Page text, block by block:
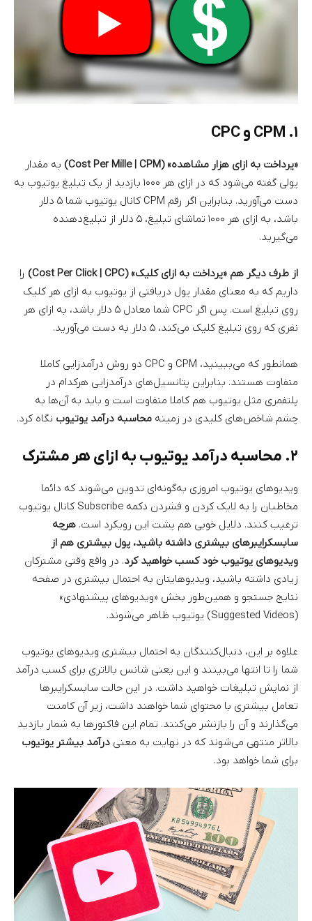
۱. CPM و CPC
«پرداخت به ازای هزار مشاهده» (Cost Per Mille | CPM)
به مقدار
پولی گفته می‌شود که در ازای هر ۱۰۰۰ بازدید از یک تبلیغ یوتیوب به
دست می‌آورید. بنابراین اگر رقم CPM کانال یوتیوب شما ۵ دلار
باشد، به ازای هر ۱۰۰۰ تماشای تبلیغ، ۵ دلار از تبلیغ‌دهنده
می‌گیرید.
از طرف دیگر هم «پرداخت به ازای کلیک» (Cost Per Click | CPC)
را
داریم که به معنای مقدار پول دریافتی از یوتیوب به ازای هر کلیک
روی تبلیغ است. پس اگر CPC شما معادل ۵ دلار باشد، به ازای هر
نفری که روی تبلیغ کلیک می‌کند، ۵ دلار به دست می‌آورید.
همانطور که می‌ببینید، CPM و CPC دو روش درآمدزایی کاملا
متفاوت هستند. بنابراین پتانسیل‌های درآمدزایی هرکدام در
پلتفمری مثل یوتیوب هم کاملا متفاوت است و باید به آن‌ها به
چشم شاخص‌های کلیدی در زمینه محاسبه درآمد یوتیوب نگاه کرد.
۲. محاسبه درآمد یوتیوب به ازای هر مشترک
ویدیوهای یوتیوب امروزی به‌گونه‌ای تدوین می‌شوند که دائما
مخاطبان را به لایک کردن و فشردن دکمه Subscribe کانال یوتیوب
ترغیب کنند. دلایل خوبی هم پشت این رویکرد است. هرچه
سابسکرایبرهای بیشتری داشته باشید، پول بیشتری هم از
ویدیوهای یوتیوب خود کسب خواهید کرد. در واقع وقتی مشترکان
زیادی داشته باشید، ویدیوهایتان به احتمال بیشتری در صفحه
نتایج جستجو و همین‌طور بخش «ویدیوهای پیشنهادی»
(Suggested Videos) یوتیوب ظاهر می‌شوند.
علاوه بر این، دنبال‌کنندگان به احتمال بیشتری ویدیوهای یوتیوب
شما را تا انتها می‌بینند و این یعنی شانس بالاتری برای کسب درآمد
از نمایش تبلیغات خواهید داشت. در این حالت سابسکرایبرها
تعامل بیشتری با محتوای شما خواهند داشت، زیر آن کامنت
می‌گذارند و آن را بازنشر می‌کنند. تمام این فاکتورها به شمار بازدید
بالاتر منتهی می‌شوند که در نهایت به معنی درآمد بیشتر یوتیوب
برای شما خواهد بود.